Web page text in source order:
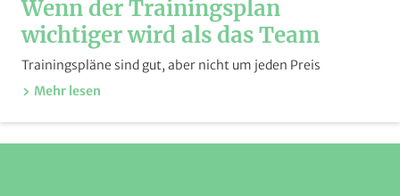
Wenn der Trainingsplan
wichtiger wird als das Team
Trainingspläne sind gut, aber nicht um jeden Preis
Mehr lesen